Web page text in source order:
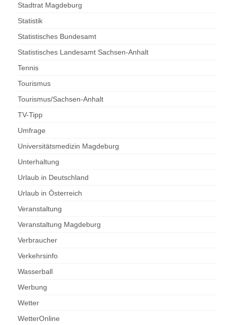
Stadtrat Magdeburg
Statistik
Statistisches Bundesamt
Statistisches Landesamt Sachsen-Anhalt
Tennis
Tourismus
Tourismus/Sachsen-Anhalt
TV-Tipp
Umfrage
Universitätsmedizin Magdeburg
Unterhaltung
Urlaub in Deutschland
Urlaub in Österreich
Veranstaltung
Veranstaltung Magdeburg
Verbraucher
Verkehrsinfo
Wasserball
Werbung
Wetter
WetterOnline